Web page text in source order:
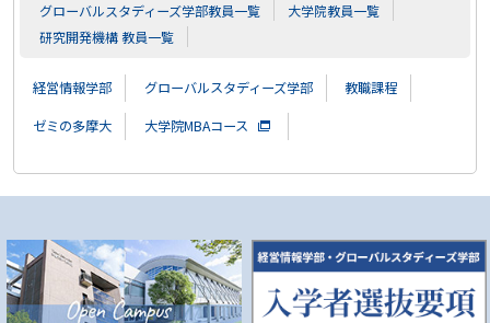
グローバルスタディーズ学部教員一覧
大学院教員一覧
研究開発機構 教員一覧
経営情報学部 グローバルスタディーズ学部
教職課程
ゼミの多摩大
大学院MBAコース